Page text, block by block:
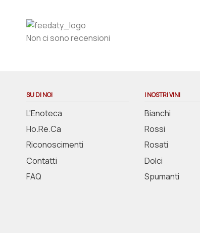
Non ci sono recensioni
SU DI NOI
L'Enoteca
Ho.Re.Ca
Riconoscimenti
Contatti
FAQ
I NOSTRI VINI
Bianchi
Rossi
Rosati
Dolci
Spumanti